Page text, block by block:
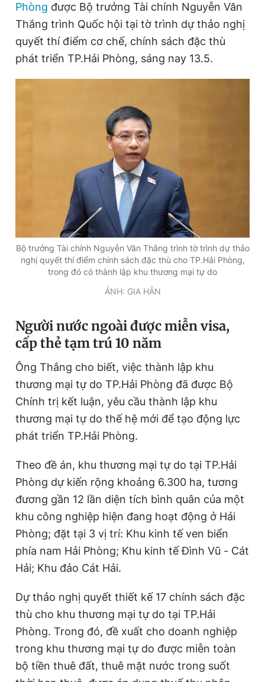
Thông tin tòa soạn Liên hệ quảng cáo
Theo dõi báo trên
0906 645 777
Liên hệ quảng cáo
0908 780 404
Đặt báo Quảng cáo RSS Tòa soạn Chính sách bảo
Tổng biên tập: Nguyễn Ngọc Toàn
Phó tổng biên tập: Lâm Hiếu Dũng
Giấy phép xuất bản số 110/GP - BTTTT cấp ngày 24.3.2020
© 2003-2026 Bản quyền thuộc về Báo Thanh Niên. Cấm sao
bản. Phát triển bởi ePi Technologies, JSC.
Phòng được Bộ trưởng Tài chính Nguyễn Văn
Thắng trình Quốc hội tại tờ trình dự thảo nghị
quyết thí điểm cơ chế, chính sách đặc thù
phát triển TP.Hải Phòng, sáng nay 13.5.
Bộ trưởng Tài chính Nguyễn Văn Thắng trình tờ trình dự thảo
nghị quyết thí điểm chính sách đặc thù cho TP.Hải Phòng,
trong đó có thành lập khu thương mại tự do
ẢNH: GIA HÂN
Người nước ngoài được miễn visa,
cấp thẻ tạm trú 10 năm
Ông Thắng cho biết, việc thành lập khu
thương mại tự do TP.Hải Phòng đã được Bộ
Chính trị kết luận, yêu cầu thành lập khu
thương mại tự do thế hệ mới để tạo động lực
phát triển TP.Hải Phòng.
Theo đề án, khu thương mại tự do tại TP.Hải
Phòng dự kiến rộng khoảng 6.300 ha, tương
đương gần 12 lần diện tích bình quân của một
khu công nghiệp hiện đang hoạt động ở Hải
Phòng; đặt tại 3 vị trí: Khu kinh tế ven biển
phía nam Hải Phòng; Khu kinh tế Đình Vũ - Cát
Hải; Khu đảo Cát Hải.
Dự thảo nghị quyết thiết kế 17 chính sách đặc
thù cho khu thương mại tự do tại TP.Hải
Phòng. Trong đó, đề xuất cho doanh nghiệp
trong khu thương mại tự do được miễn toàn
bộ tiền thuê đất, thuê mặt nước trong suốt